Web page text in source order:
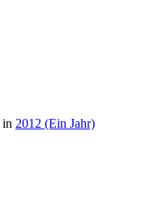
in 2012 (Ein Jahr)